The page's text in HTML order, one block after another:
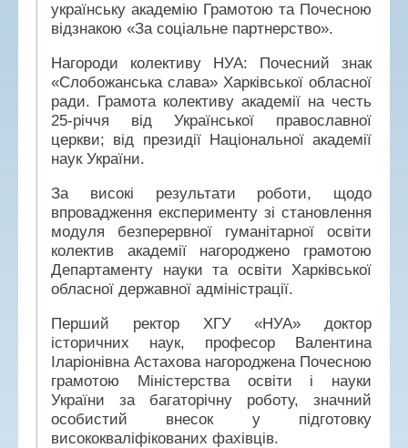
українську академію Грамотою та Почесною
відзнакою «За соціальне партнерство».
Нагороди колективу НУА: Почесний знак
«Слобожанська слава» Харківської обласної
ради. Грамота колективу академії на честь
25-річчя від Української православної
церкви; від президії Національної академії
наук України.
За високі результати роботи, щодо
впровадження експерименту зі становлення
модуля безперервної гуманітарної освіти
колектив академії нагороджено грамотою
Департаменту науки та освіти Харківської
обласної державної адміністрації.
Перший ректор ХГУ «НУА» доктор
історичних наук, професор Валентина
Іларіонівна Астахова нагороджена Почесною
грамотою Міністерства освіти і науки
України за багаторічну роботу, значний
особистий внесок у підготовку
висококваліфікованих фахівців.